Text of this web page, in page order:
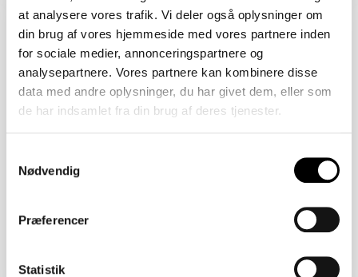
at analysere vores trafik. Vi deler også oplysninger om
din brug af vores hjemmeside med vores partnere inden
for sociale medier, annonceringspartnere og
analysepartnere. Vores partnere kan kombinere disse
data med andre oplysninger, du har givet dem, eller som
de har indsamlet fra din brug af deres tjenester.
Nødvendig
Præferencer
Statistik
Åbent Hus: 08/08/2026
2450 København SV